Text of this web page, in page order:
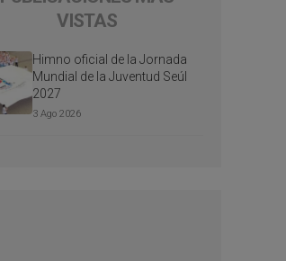
VISTAS
Himno oficial de la Jornada
Mundial de la Juventud Seúl
2027
3 Ago 2026